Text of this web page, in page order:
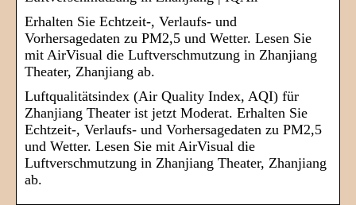
Erhalten Sie Echtzeit-, Verlaufs- und
Vorhersagedaten zu PM2,5 und Wetter. Lesen Sie
mit AirVisual die Luftverschmutzung in Zhanjiang
Theater, Zhanjiang ab.
Luftqualitätsindex (Air Quality Index, AQI) für
Zhanjiang Theater ist jetzt Moderat. Erhalten Sie
Echtzeit-, Verlaufs- und Vorhersagedaten zu PM2,5
und Wetter. Lesen Sie mit AirVisual die
Luftverschmutzung in Zhanjiang Theater, Zhanjiang
ab.